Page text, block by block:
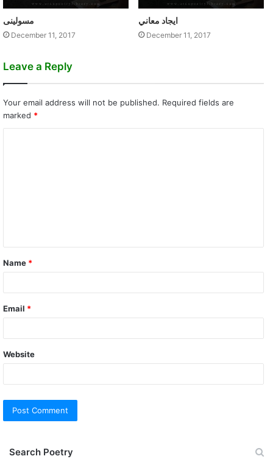
مسولينی
December 11, 2017
ايجاد معاني
December 11, 2017
Leave a Reply
Your email address will not be published. Required fields are
marked *
t
*
Name *
Email *
Website
Search Poetry